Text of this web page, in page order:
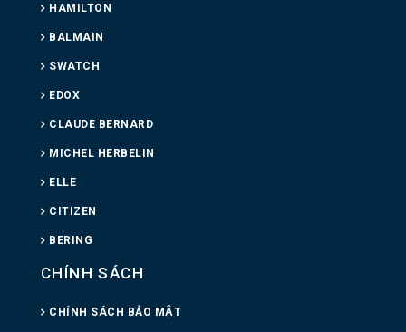
HAMILTON
BALMAIN
SWATCH
EDOX
CLAUDE BERNARD
MICHEL HERBELIN
ELLE
CITIZEN
BERING
CHÍNH SÁCH
CHÍNH SÁCH BẢO MẬT